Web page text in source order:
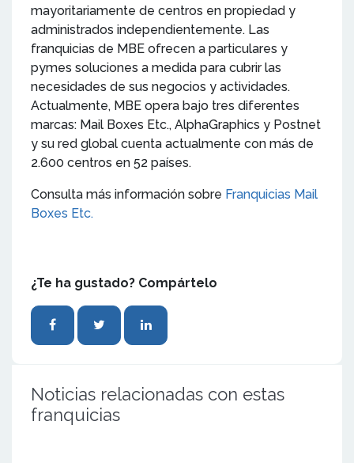
mayoritariamente de centros en propiedad y
administrados independientemente. Las
franquicias de MBE ofrecen a particulares y
pymes soluciones a medida para cubrir las
necesidades de sus negocios y actividades.
Actualmente, MBE opera bajo tres diferentes
marcas: Mail Boxes Etc., AlphaGraphics y Postnet
y su red global cuenta actualmente con más de
2.600 centros en 52 países.
Consulta más información sobre Franquicias Mail
Boxes Etc.
¿Te ha gustado? Compártelo
Noticias relacionadas con estas
franquicias